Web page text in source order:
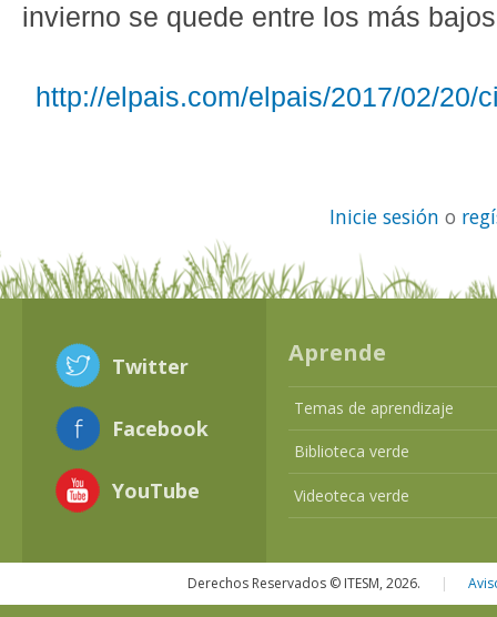
invierno se quede entre los más
http://elpais.com/elpais/2017/02/20/
Inicie sesión o
Twitter
Facebook
YouTube
Aprende
Temas de aprendizaje
Biblioteca verde
Videoteca verde
Derechos Reservados © ITESM, 2026. |